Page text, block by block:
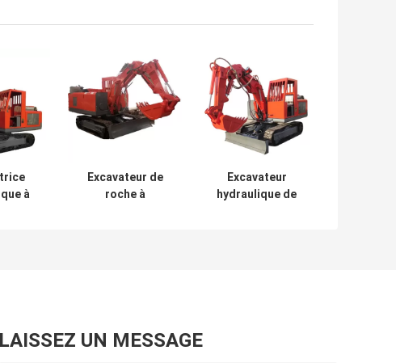
à
Excavateur de
roche à
Excavateur
hydraulique de
LAISSEZ UN MESSAGE